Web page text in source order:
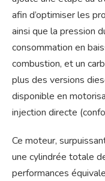
afin d’optimiser les
ainsi que la pression
consommation en
combustion, et un
plus des versions
disponible en
injection directe
Ce moteur,
une cylindrée totale
performances